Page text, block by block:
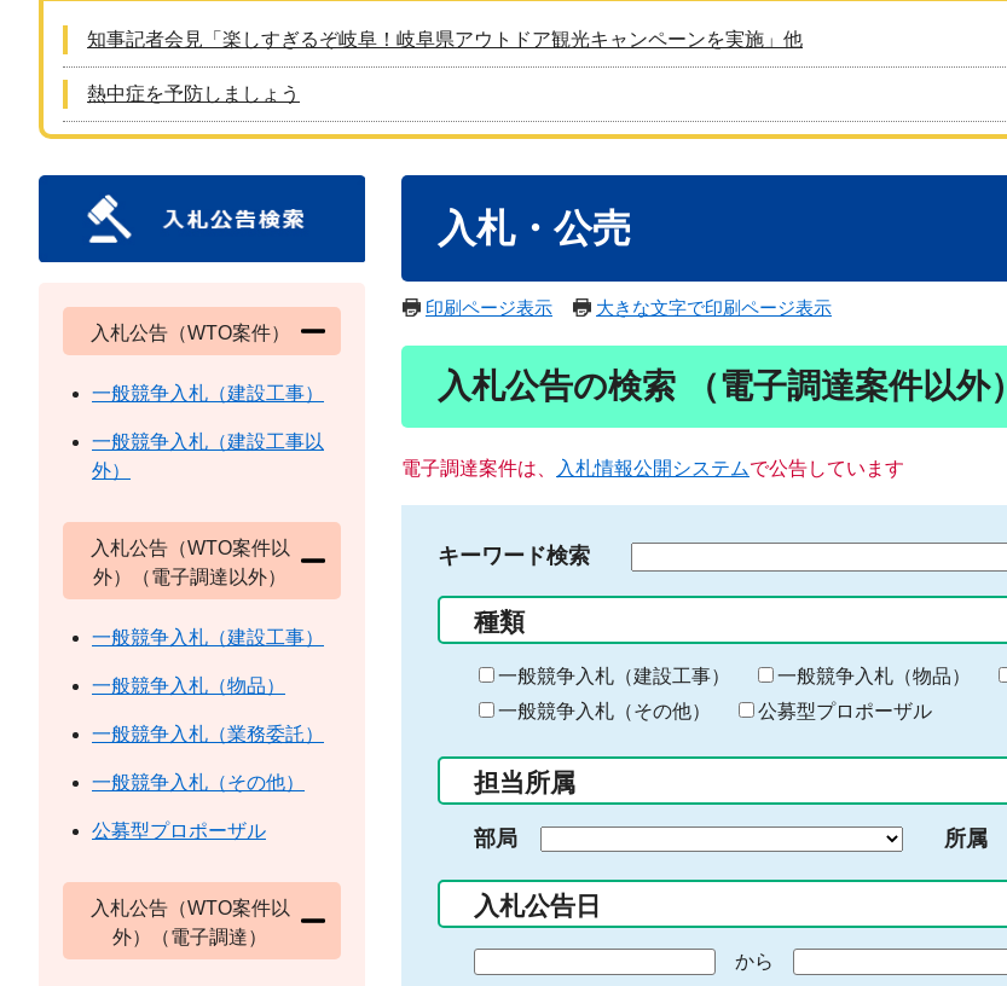
知事記者会見「楽しすぎるぞ岐阜！岐阜県アウトドア観光キャンペーンを実施」他
熱中症を予防しましょう
入札・公売
印刷ページ表示 大きな文字で印刷ページ表示
入札公告の検索 （電子調達案件以外）
電子調達案件は、 入札情報公開システムで公告しています
キーワード検索
る
キ
ー
ー
入
力
種類
一般競争入札（建設工事） 一般競争入札（物品）
一般競争入札（その他）
公募型プロポーザル
担当所属
部局 所属
入札公告日
から
入札公告（WTO案件）
一般競争入札（建設工事）
一般競争入札（建設工事以
外）
入札公告（WTO案件以
外）（電子調達以外）
一般競争入札（建設工事）
一般競争入札（物品）
一般競争入札（業務委託）
一般競争入札（その他）
公募型プロポーザル
入札公告（WTO案件以
外）（電子調達）